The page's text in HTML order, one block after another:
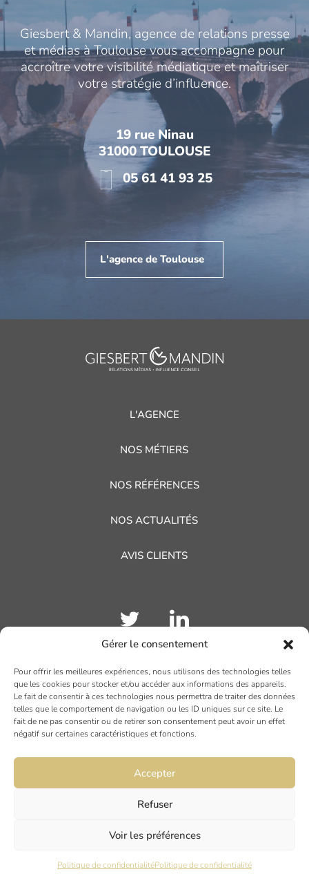
Gérer le consentement
Pour offrir les meilleures expériences, nous utilisons des technologies telles
que les cookies pour stocker et/ou accéder aux informations des appareils.
Le fait de consentir à ces technologies nous permettra de traiter des données
telles que le comportement de navigation ou les ID uniques sur ce site. Le
fait de ne pas consentir ou de retirer son consentement peut avoir un effet
négatif sur certaines caractéristiques et fonctions.
Accepter
Refuser
Voir les préférences
Politique de confidentialitéPolitique de confidentialité
Giesbert & Mandin, agence de relations presse
et médias à Toulouse vous accompagne pour
accroître votre visibilité médiatique et maîtriser
votre stratégie d’influence.
19 rue Ninau
31000 TOULOUSE
05 61 41 93 25
L'agence de Toulouse
L'AGENCE
NOS MÉTIERS
NOS RÉFÉRENCES
NOS ACTUALITÉS
AVIS CLIENTS
TOULOUSE
19 rue Ninau
31000 TOULOUSE
DIJON
6 rue du Docteur Chaussier
NANTES
45 rue Maréchal Joffre